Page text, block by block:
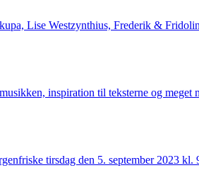
Lise Westzynthius, Frederik &
inspiration til teksterne og meget
tirsdag den 5. september 2023